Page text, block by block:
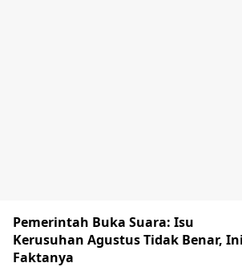
Pemerintah Buka Suara: Isu
Kerusuhan Agustus Tidak Benar, Ini
Faktanya